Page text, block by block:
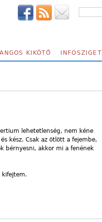
KIKÖTŐ INFOSZIGET
lehetetlenség, nem kéne
kész. Csak az ötlött a fejembe,
bérnyesni, akkor mi a fenének
kifejtem.